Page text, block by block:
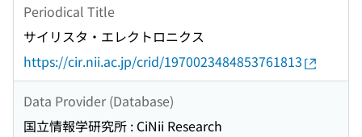
Periodical Title
サイリスタ・エレクトロニクス
https://cir.nii.ac.jp/crid/1970023484853761813
Data Provider (Database)
国立情報学研究所 : CiNii Research